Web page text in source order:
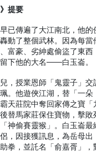
提要
已傳遍了大江南北，他的
動了整個武林。因為每當
富豪、劣紳處偷盜了東西
下他的大名——白玉崙。
，授業恩師「鬼靈子」交
。他遊俠江湖，替「一朵
天莊院中奪回家傳之寶「
替馬家莊保住寶物，擊敗
神偷賽靈猴」。白玉崙最
，因接獲訊息，為岳母出
拳，並託名「俞嘉胥」，